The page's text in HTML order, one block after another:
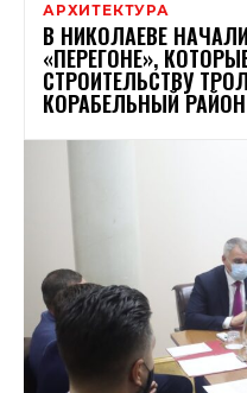
АРХИТЕКТУРА
В НИКОЛАЕВЕ
«ПЕРЕГОНЕ»,
СТРОИТЕЛЬСТВУ
КОРАБЕЛЬНЫЙ РАЙОН